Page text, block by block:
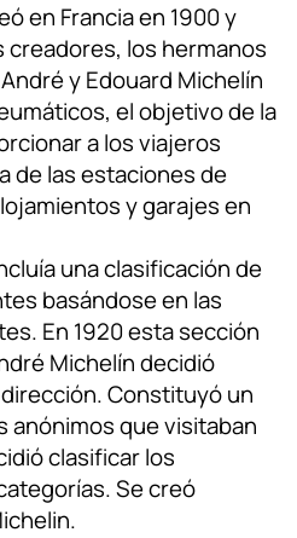
en Francia en 1900 y
creadores, los hermanos
y Edouard Michelín
el objetivo de la
a los viajeros
de las estaciones de
y garajes en
una clasificación de
basándose en las
En 1920 esta sección
Michelín decidió
Constituyó un
anónimos que visitaban
clasificar los
Se creó